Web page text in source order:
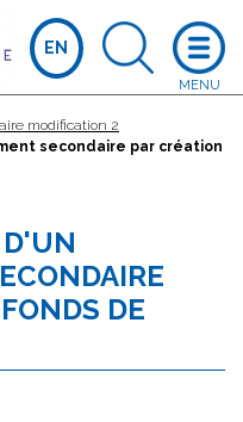
EN
modification 2
secondaire par création
DE